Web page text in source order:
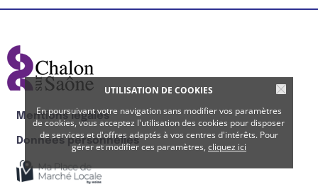
UTILISATION DE COOKIES
En poursuivant votre navigation sans modifier vos paramètres
de cookies, vous acceptez l'utilisation des cookies pour disposer
de services et d'offres adaptés à vos centres d'intérêts. Pour
gérer et modifier ces paramètres, cliquez ici
Mentions légales
Données personnelles